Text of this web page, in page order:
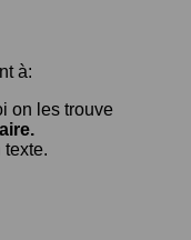
à:
on les trouve
texte.